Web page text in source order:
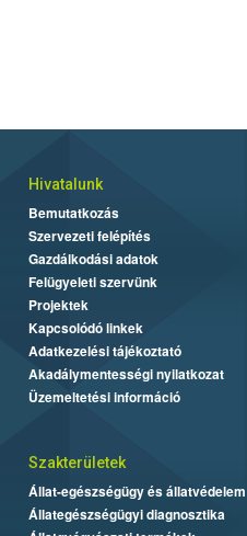
Hivatalunk
Bemutatkozás
Szervezeti felépítés
Gazdálkodási adatok
Felügyeleti szervünk
Projektek
Kapcsolódó linkek
Adatkezelési tájékoztató
Akadálymentességi nyilatkozat
Üzemeltetési információ
Szakterületek
Állat-egészségügy és állatvédelem
Állategészségügyi diagnosztika